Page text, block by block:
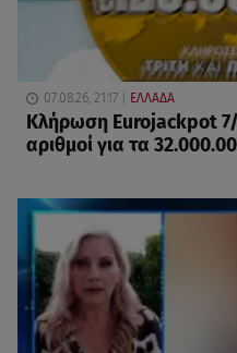
07.08.26, 21:17 ΕΛΛΑΔΑ
Κλήρωση Eurojackpot
αριθμοί για τα